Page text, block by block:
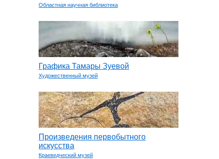
Областная научная библиотека
Графика Тамары Зуевой
Художественный музей
Произведения первобытного
искусства
Краеведческий музей